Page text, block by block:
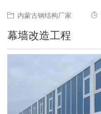
内蒙古钢结构厂家
幕墙改造工程